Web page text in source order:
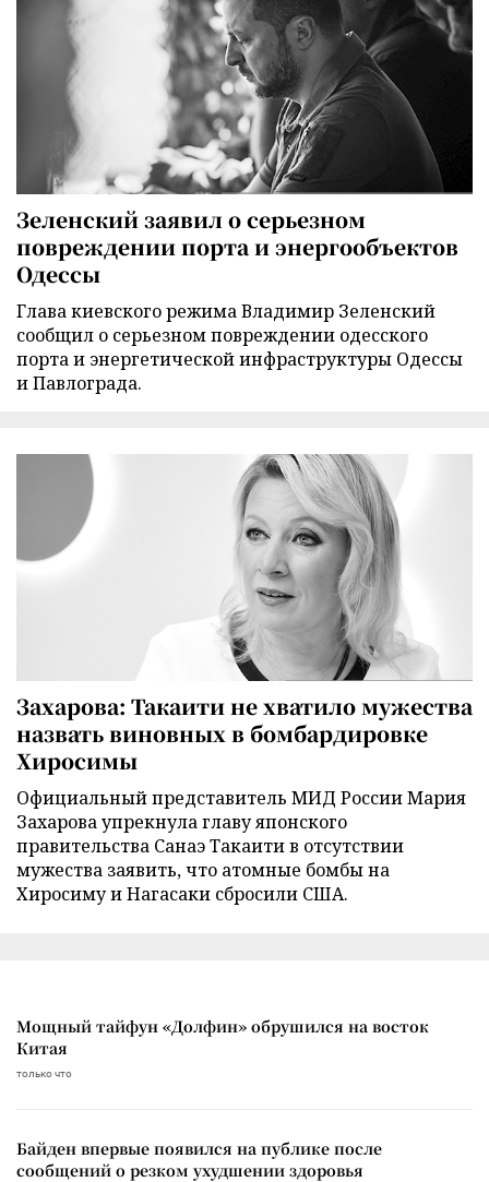
Зеленский заявил о серьезном
повреждении порта и энергообъектов
Одессы
Глава киевского режима Владимир Зеленский
сообщил о серьезном повреждении одесского
порта и энергетической инфраструктуры Одессы
и Павлограда.
Захарова: Такаити не хватило мужества
назвать виновных в бомбардировке
Хиросимы
Официальный представитель МИД России Мария
Захарова упрекнула главу японского
правительства Санаэ Такаити в отсутствии
мужества заявить, что атомные бомбы на
Хиросиму и Нагасаки сбросили США.
Мощный тайфун «Долфин» обрушился на восток
Китая
только что
Байден впервые появился на публике после
сообщений о резком ухудшении здоровья